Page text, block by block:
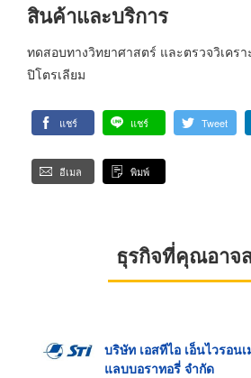
สินค้าและบริการ
ทดสอบทางวิทยาศาสตร์ และตรวจวิเคร
ปิโตรเลียม
แชร์ แชร์ Tweet
อีเมล พิมพ์
ธุรกิจที่คุณอาจ
บริษัท เอสทีไอ เอ็นไวรอน
แลบบอราทอรี่ จำกัด